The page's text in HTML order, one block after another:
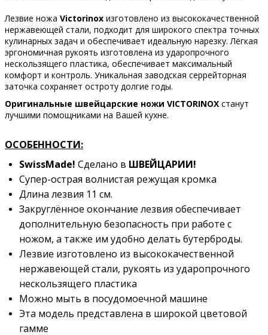
Лезвие ножа Victorinox изготовлено из высококачественной
нержавеющей стали, подходит для широкого спектра точных
кулинарных задач и обеспечивает идеальную нарезку. Лёгкая
эргономичная рукоять изготовлена из ударопрочного
нескользящего пластика, обеспечивает максимальный
комфорт и контроль. Уникальная заводская серрейторная
заточка сохраняет остроту долгие годы.
Оригинальные швейцарские ножи VICTORINOX станут
лучшими помощниками на Вашей кухне.
ОСОБЕННОСТИ:
SwissMade! Сделано в ШВЕЙЦАРИИ!
Супер-острая волнистая режущая кромка
Длина лезвия 11 см.
Закруглённое окончание лезвия обеспечивает
дополнительную безопасность при работе с
ножом, а также им удобно делать бутерброды.
Лезвие изготовлено из высококачественной
нержавеющей стали, рукоять из ударопрочного
нескользящего пластика
Можно мыть в посудомоечной машине
Эта модель представлена в широкой цветовой
гамме